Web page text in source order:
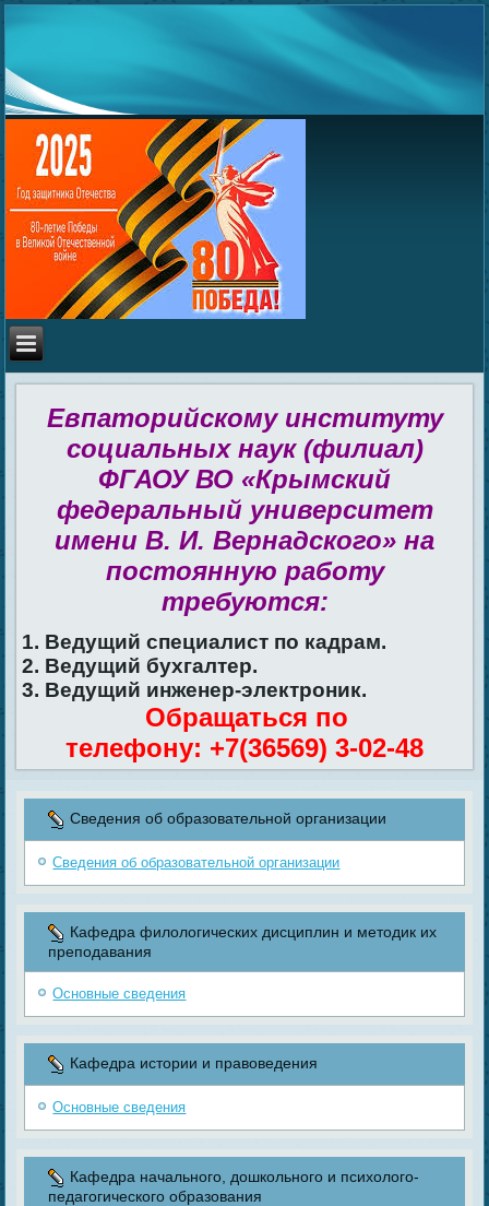
Евпаторийскому институту
социальных наук (филиал)
ФГАОУ ВО «Крымский
федеральный университет
имени В. И. Вернадского» на
постоянную работу
требуются:
1. Ведущий специалист по кадрам.
2. Ведущий бухгалтер.
3. Ведущий инженер-электроник.
Обращаться по
телефону: +7(36569) 3-02-48
Сведения об образовательной организации
Сведения об образовательной организации
Кафедра филологических дисциплин и методик их
преподавания
Основные сведения
Кафедра истории и правоведения
Основные сведения
Кафедра начального, дошкольного и психолого-
педагогического образования